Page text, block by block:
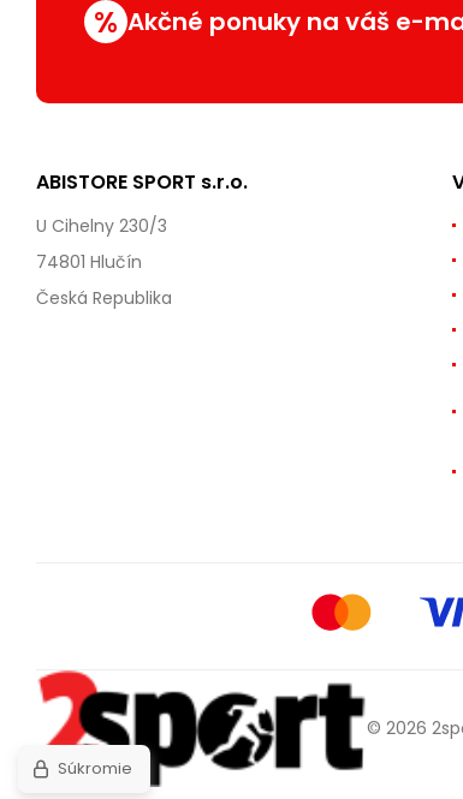
% Akčné ponuky na váš e-
ABISTORE SPORT s.r.o.
U Cihelny 230/3
74801 Hlučín
Česká Republika
© 2026
Súkromie